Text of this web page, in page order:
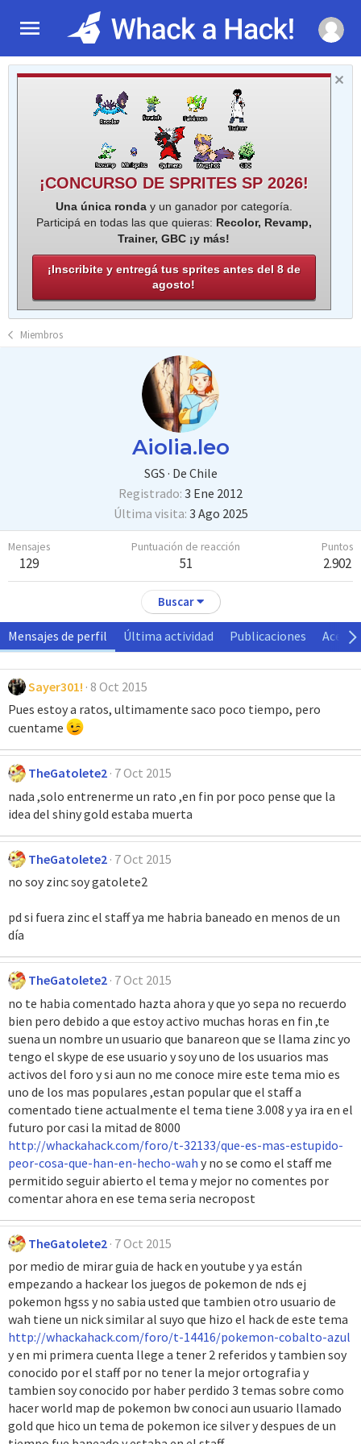
¡CONCURSO DE SPRITES SP 2026!
Una única ronday un ganador por categoría.
Participá en todas las que quieras: Recolor, Revamp,
Trainer, GBC ¡y más!
¡Inscribite y entregá tus sprites antes del 8 de
agosto!
Miembros
Aiolia.leo
SGS · De Chile
Registrado 3 Ene 2012
Última visita 3 Ago 2025
Mensajes
129
Puntuación de reacción
51
Puntos
2.902
Buscar
Mensajes de perfil Última actividad Publicaciones Acerca
Sayer301! 8 Oct 2015
Pues estoy a ratos, ultimamente saco poco tiempo, pero
cuentame
TheGatolete2 7 Oct 2015
nada ,solo entrenerme un rato ,en fin por poco pense que la
idea del shiny gold estaba muerta
TheGatolete2 7 Oct 2015
no soy zinc soy gatolete2
pd si fuera zinc el staff ya me habria baneado en menos de un
día
TheGatolete2 7 Oct 2015
no te habia comentado hazta ahora y que yo sepa no recuerdo
bien pero debido a que estoy activo muchas horas en fin ,te
suena un nombre un usuario que banareon que se llama zinc yo
tengo el skype de ese usuario y soy uno de los usuarios mas
activos del foro y si aun no me conoce mire este tema mio es
uno de los mas populares ,estan popular que el staff a
comentado tiene actualmente el tema tiene 3.008 y ya ira en el
futuro por casi la mitad de 8000
http://whackahack.com/foro/t-32133/que-es-mas-estupido-
peor-cosa-que-han-en-hecho-wah y no se como el staff me
permitido seguir abierto el tema y mejor no comentes por
comentar ahora en ese tema seria necropost
TheGatolete2 7 Oct 2015
por medio de mirar guia de hack en youtube y ya están
empezando a hackear los juegos de pokemon de nds ej
pokemon hgss y no sabia usted que tambien otro usuario de
wah tiene un nick similar al suyo que hizo el hack de este tema
http://whackahack.com/foro/t-14416/pokemon-cobalto-azul
y en mi primera cuenta llege a tener 2 referidos y tambien soy
conocido por el staff por no tener la mejor ortografia y
tambien soy conocido por haber perdido 3 temas sobre como
hacer world map de pokemon bw conoci aun usuario llamado
gold que hico un tema de pokemon ice silver y despues de un